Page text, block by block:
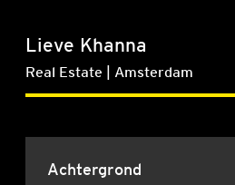
Lieve Khanna
Real Estate | Amsterdam
Achtergrond